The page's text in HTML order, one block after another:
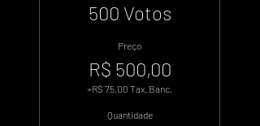
500 Votos
Preço
R$ 500,00
+R$ 75,00 Tax. Banc.
Quantidade